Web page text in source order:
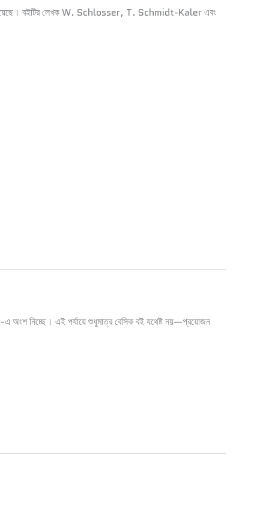
করা হয়েছে। বইটির লেখক W. Schlosser, T. Schmidt-Kaler এবং
অংশ নিচ্ছে। এই পর্যায়ে শুধুমাত্র বেসিক বই যথেষ্ট নয়—প্রয়োজন